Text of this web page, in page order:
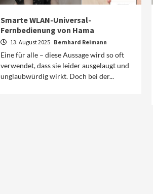
Smarte WLAN-Universal-
Fernbedienung von Hama
13. August 2025 Bernhard Reimann
Eine für alle – diese Aussage wird so oft
verwendet, dass sie leider ausgelaugt und
unglaubwürdig wirkt. Doch bei der...